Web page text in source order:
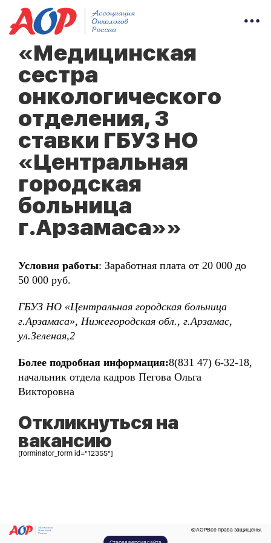
«Медицинская
сестра
онкологического
отделения, 3
ставки ГБУЗ НО
«Центральная
городская
больница
г.Арзамаса»»
Условия работы: Заработная плата от 20 000 до
50 000 руб.
ГБУЗ НО «Центральная городская больница
г.Арзамаса», Нижегородская обл., г.Арзамас,
ул.Зеленая,2
Более подробная информация:8(831 47) 6-32-18,
начальник отдела кадров Пегова Ольга
Викторовна
Откликнуться на
вакансию
[forminator_form id="12355"]
©AOPВсе права защищены.